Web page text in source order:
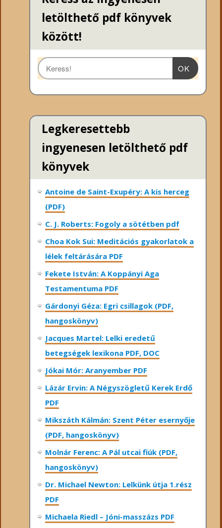
letölthető pdf könyvek
között!
OK
Legkeresettebb
ingyenesen letölthető pdf
könyvek
Antoine de Saint-Exupéry: A kis herceg
(PDF)
C. J. Roberts: Fogoly a sötétben pdf
Choa Kok Sui: Meditációs gyakorlatok a
lélek feltárására PDF
Fekete István: A Koppányi Aga
Testamentuma PDF
Gárdonyi Géza: Egri csillagok (PDF,
hangoskönyv)
Jacques Martel: Lelki eredetű
betegségek lexikona PDF, DOC
Jókai Mór: Aranyember PDF
Lázár Ervin: A Négyszögletű Kerek Erdő
PDF
Mikszáth Kálmán: Szent Péter esernyője
(PDF, hangoskönyv)
Molnár Ferenc: A Pál utcai fiúk (PDF,
hangoskönyv)
Dr. Michael Newton: Lelkünk útja 1.rész
PDF
Michaela Riedl – Jóni-masszázs PDF